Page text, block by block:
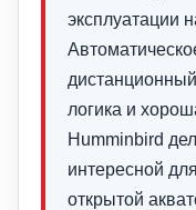
эксплуатации
логика и
Humminbird
интересной
открытой